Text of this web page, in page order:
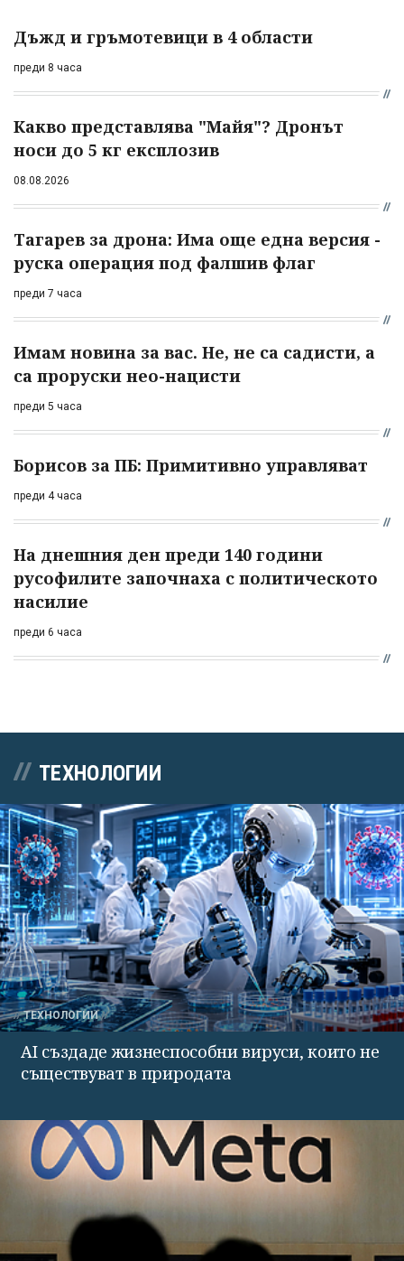
Дъжд и гръмотевици в 4 области
преди 8 часа
Какво представлява "Майя"? Дронът
носи до 5 кг експлозив
08.08.2026
Тагарев за дрона: Има още една версия -
руска операция под фалшив флаг
преди 7 часа
Имам новина за вас. Не, не са садисти, а
са проруски нео-нацисти
преди 5 часа
Борисов за ПБ: Примитивно управляват
преди 4 часа
На днешния ден преди 140 години
русофилите започнаха с политическото
насилие
преди 6 часа
ТЕХНОЛОГИИ
ТЕХНОЛОГИИ
AI създаде жизнеспособни вируси, които не
съществуват в природата